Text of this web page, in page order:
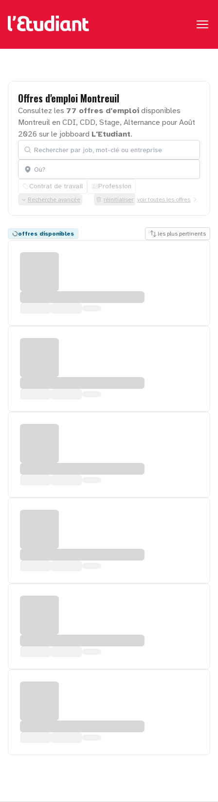
Offres d'emploi Montreuil
Consultez les 77 offres d'emploi disponibles
Montreuil en CDI, CDD, Stage, Alternance pour Août
2026 sur le jobboard L'Etudiant.
Rechercher par job, mot-clé ou entreprise
Localisation
Contrat de travail Profession
Recherche avancée réinitialiser voir toutes les offres
offres disponibles les plus pertinents